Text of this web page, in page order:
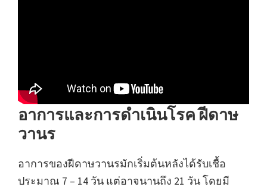
อาการและการดำเนินโรค ฝีดาษ
วานร
อาการของฝีดาษวานรมักเริ่มต้นหลังได้รับเชื้อ
ประมาณ 7 – 14 วัน แต่อาจนานถึง 21 วัน โดยมี